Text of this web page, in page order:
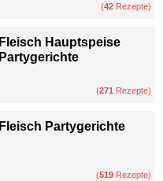
(42 Rezepte)
Fleisch Hauptspeise
Partygerichte
(271 Rezepte)
Fleisch Partygerichte
(519 Rezepte)